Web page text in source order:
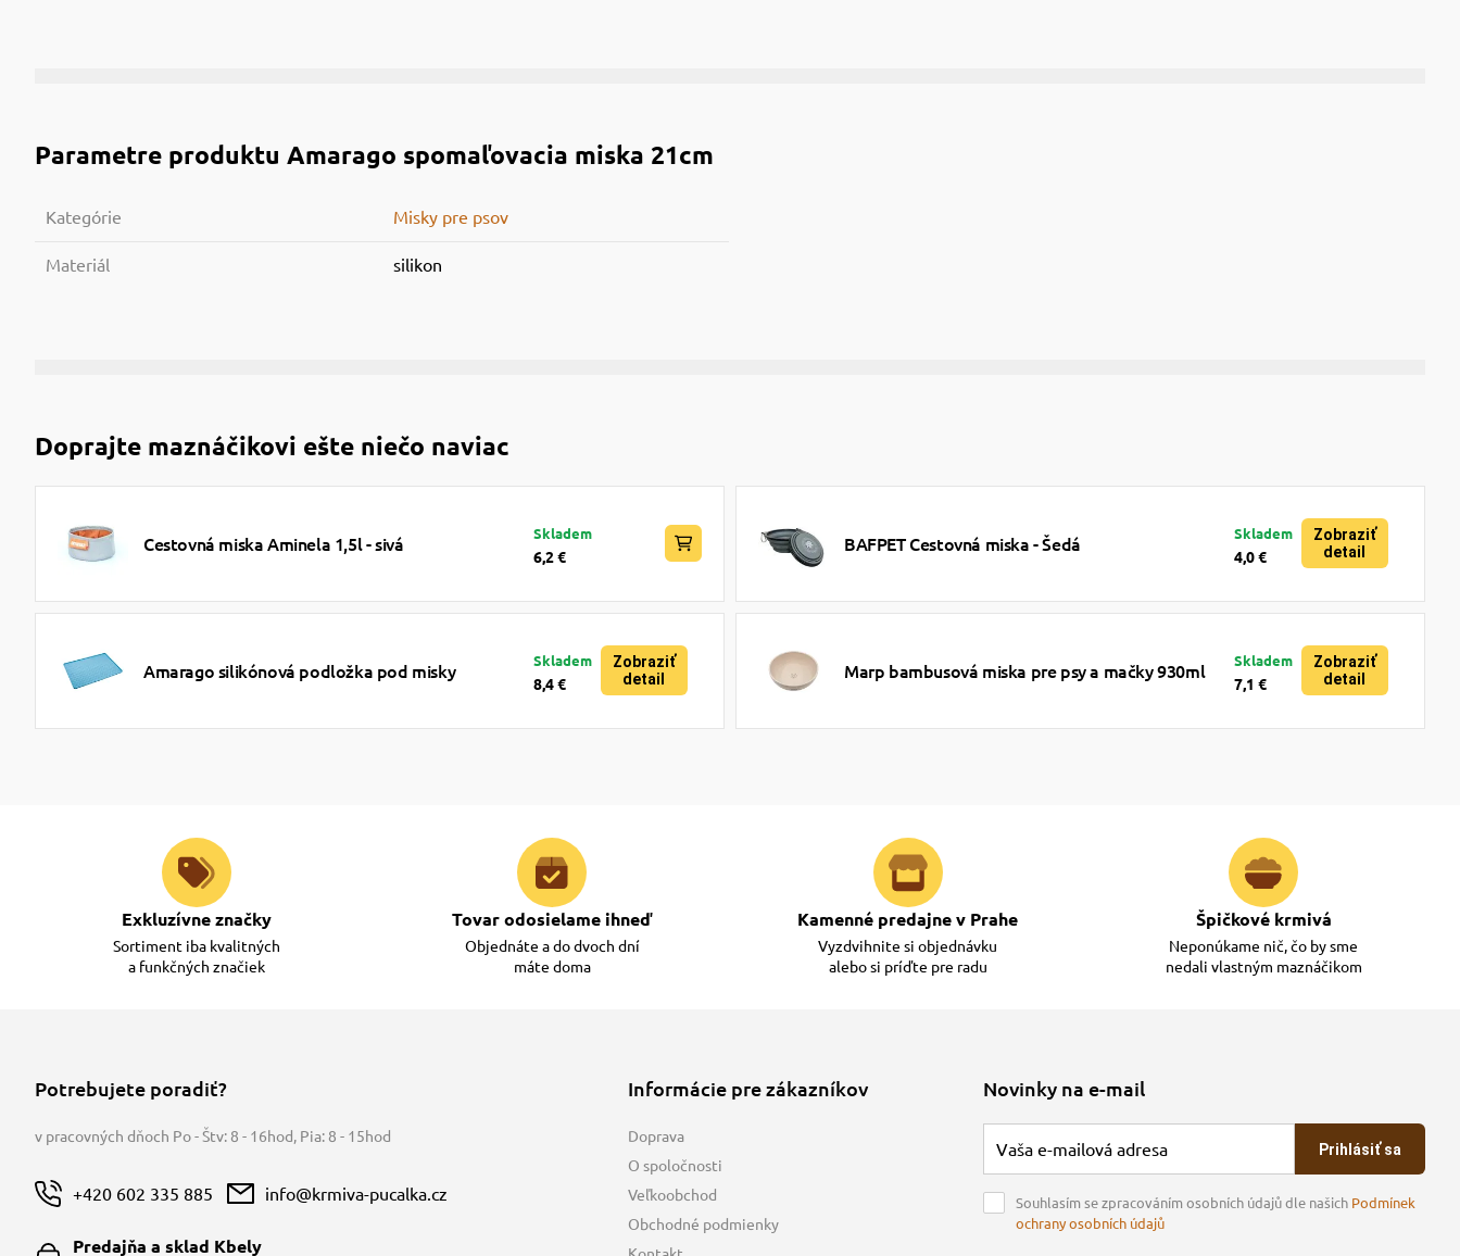
Parametre produktu Amarago spomaľovacia miska 21cm
Kategórie Misky pre psov
Materiál silikon
Doprajte maznáčikovi ešte niečo naviac
Cestovná miska Aminela 1,5l - sivá Skladem
6,2 €
BAFPET Cestovná miska - Šedá Skladem
4,0 €
Zobraziť
detail
Amarago silikónová podložka pod misky Skladem
8,4 €
Zobraziť
detail
Marp bambusová miska pre psy a mačky 930ml Skladem
7,1 €
Zobraziť
detail
Exkluzívne značky
Sortiment iba kvalitných
a funkčných značiek
Tovar odosielame ihneď
Objednáte a do dvoch dní
máte doma
Kamenné predajne v Prahe
Vyzdvihnite si objednávku
alebo si príďte pre radu
Špičkové krmivá
Neponúkame nič, čo by sme
nedali vlastným maznáčikom
Potrebujete poradiť?
v pracovných dňoch Po - Štv: 8 - 16hod, Pia: 8 - 15hod
+420 602 335 885 info@krmiva-pucalka.cz
Predajňa a sklad Kbely
Informácie pre zákazníkov
Doprava
O spoločnosti
Veľkoobchod
Obchodné podmienky
Novinky na e-mail
Prihlásiť sa
Souhlasím se zpracováním osobních údajů dle našich Podmínek
ochrany osobních údajů